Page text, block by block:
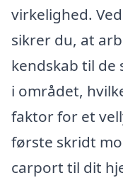
virkelighed.
sikrer du, at
kendskab til de
i området,
faktor for et
første skridt
carport til dit